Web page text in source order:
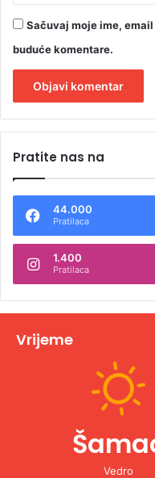
Sačuvaj moje ime,
buduće komentare.
t
n
t
v
Pratite nas na
44.000
Pratilaca
1.400
Pratilaca
Vrijeme
Vedro